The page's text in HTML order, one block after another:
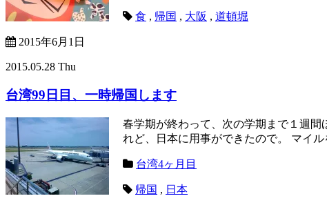
食 , 帰国 , 大阪 , 道頓堀
2015年6月1日
2015.05.28 Thu
台湾99日目、一時帰国します
春学期が終わって、次の学期まで１週
れど、日本に用事ができたので。 マイ
台湾4ヶ月目
帰国 , 日本